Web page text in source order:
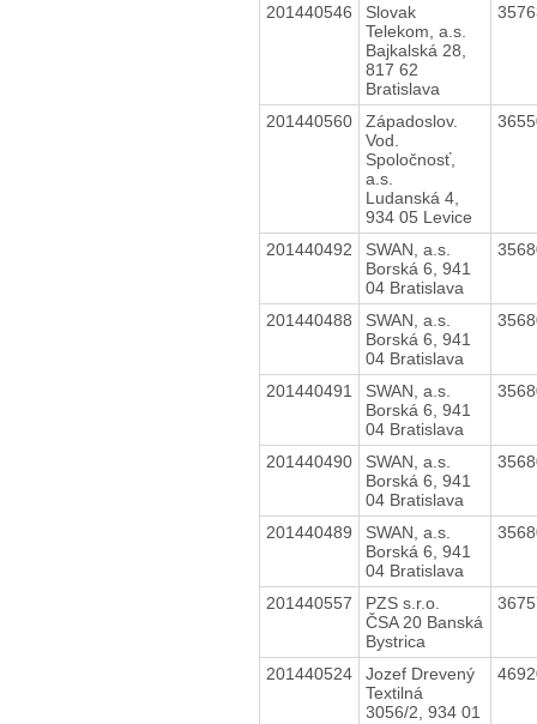
201440546
Slovak
Telekom, a.s.
Bajkalská 28,
817 62
Bratislava
201440560
Západoslov.
Vod.
Spoločnosť,
a.s.
Ludanská 4,
934 05 Levice
201440492
SWAN, a.s.
Borská 6, 941
04 Bratislava
201440488
SWAN, a.s.
Borská 6, 941
04 Bratislava
201440491
SWAN, a.s.
Borská 6, 941
04 Bratislava
201440490
SWAN, a.s.
Borská 6, 941
04 Bratislava
201440489
SWAN, a.s.
Borská 6, 941
04 Bratislava
201440557
PZS s.r.o.
ČSA 20 Banská
Bystrica
201440524
Jozef Drevený
Textilná
3056/2, 934 01